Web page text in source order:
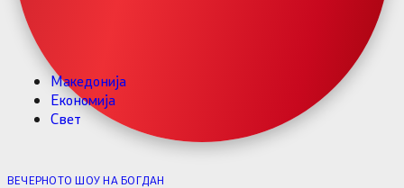
Македонија
Економија
Свет
ВЕЧЕРНОТО ШОУ НА БОГДАН